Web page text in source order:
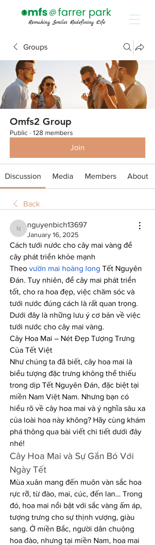
Groups
Omfs2 Group
Public · 128 members
Join
Discussion Media Members About
Back
nguyenbich13697
nguyenbich13697
January 16, 2025
Cách tưới nước cho cây mai vàng để
cây phát triển khỏe mạnh
Theo vườn mai hoàng long Tết Nguyên
Đán. Tuy nhiên, để cây mai phát triển
tốt, cho ra hoa đẹp, việc chăm sóc và
tưới nước đúng cách là rất quan trọng.
Dưới đây là những lưu ý cơ bản về việc
tưới nước cho cây mai vàng.
Cây Hoa Mai – Nét Đẹp Tượng Trưng
Của Tết Việt
Như chúng ta đã biết, cây hoa mai là
biểu tượng đặc trưng không thể thiếu
trong dịp Tết Nguyên Đán, đặc biệt tại
miền Nam Việt Nam. Nhưng bạn có
hiểu rõ về cây hoa mai và ý nghĩa sâu xa
của loài hoa này không? Hãy cùng khám
phá thông qua bài viết chi tiết dưới đây
nhé!
Cây Hoa Mai và Sự Gắn Bó Với
Ngày Tết
Mùa xuân mang đến muôn vàn sắc hoa
rực rỡ, từ đào, mai, cúc, đến lan… Trong
đó, hoa mai nổi bật với sắc vàng ấm áp,
tượng trưng cho sự thịnh vượng, giàu
sang. Ở miền Bắc, người dân chuộng
hoa đào, nhưng tại miền Nam, hoa mai